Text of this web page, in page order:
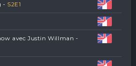
- S2E1
avec Justin Willman -